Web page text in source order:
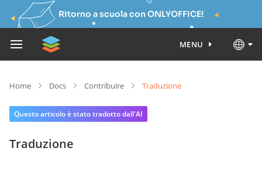
Ritorno a scuola con ONLYOFFICE!
MENU
Home Docs Contribuire Traduzione
Questo articolo è stato tradotto dall'AI
Traduzione